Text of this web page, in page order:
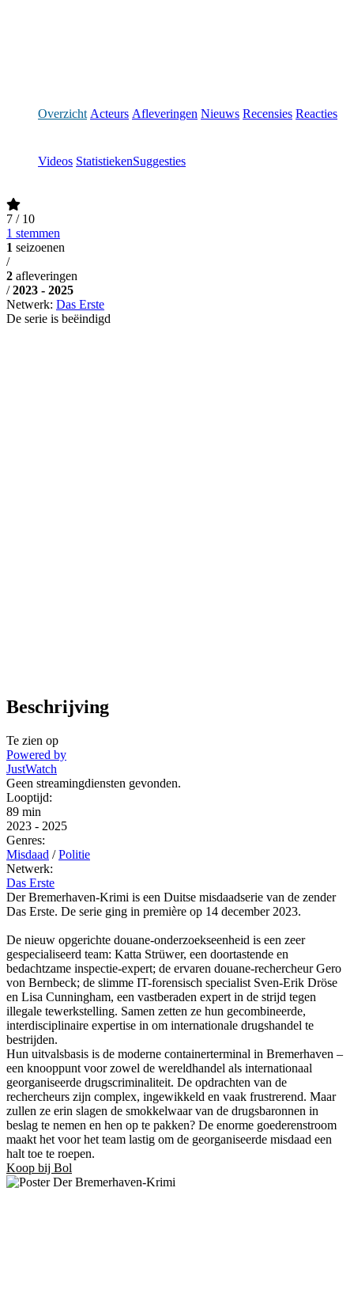
Overzicht Acteurs Afleveringen Nieuws Recensies Reacties
Videos StatistiekenSuggesties
7 / 10
1 stemmen
1 seizoenen
/
2 afleveringen
/ 2023 - 2025
Netwerk: Das Erste
De serie is beëindigd
Beschrijving
Te zien op
Powered by
JustWatch
Geen streamingdiensten gevonden.
Looptijd:
89 min
2023 - 2025
Genres:
Misdaad / Politie
Netwerk:
Das Erste
Der Bremerhaven-Krimi is een Duitse misdaadserie van de zender
Das Erste. De serie ging in première op 14 december 2023.
De nieuw opgerichte douane-onderzoekseenheid is een zeer
gespecialiseerd team: Katta Strüwer, een doortastende en
bedachtzame inspectie-expert; de ervaren douane-rechercheur Gero
von Bernbeck; de slimme IT-forensisch specialist Sven-Erik Dröse
en Lisa Cunningham, een vastberaden expert in de strijd tegen
illegale tewerkstelling. Samen zetten ze hun gecombineerde,
interdisciplinaire expertise in om internationale drugshandel te
bestrijden.
Hun uitvalsbasis is de moderne containerterminal in Bremerhaven –
een knooppunt voor zowel de wereldhandel als internationaal
georganiseerde drugscriminaliteit. De opdrachten van de
rechercheurs zijn complex, ingewikkeld en vaak frustrerend. Maar
zullen ze erin slagen de smokkelwaar van de drugsbaronnen in
beslag te nemen en hen op te pakken? De enorme goederenstroom
maakt het voor het team lastig om de georganiseerde misdaad een
halt toe te roepen.
Koop bij Bol